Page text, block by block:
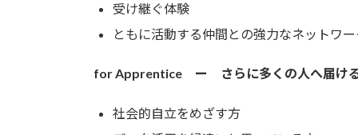
受け継ぐ体験
ともに活動する仲間との強力なネットワー
for Apprentice ー さらに多くの人へ届け
社会的自立をめざす方